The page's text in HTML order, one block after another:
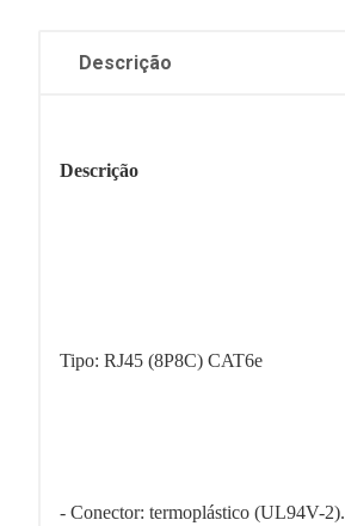
Descrição
Descrição
Tipo: RJ45 (8P8C) CAT6e
- Conector: termoplástico (UL94V-2).